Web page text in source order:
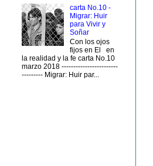
carta No.10 -
Migrar: Huir
para Vivir y
Soñar
Con los ojos
fijos en El en
la realidad y la fe carta No.10
marzo 2018 ------------------------
--------- Migrar: Huir par...